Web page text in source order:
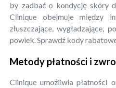
by zadbać o kondycję skóry
Clinique obejmuje między
złuszczające, wygładzające,
powiek. Sprawdź kody
Metody płatności i
Clinique umożliwia płatności